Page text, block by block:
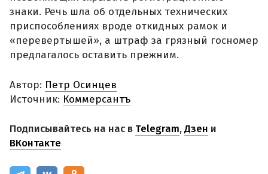
знаки. Речь шла об отдельных технических
приспособлениях вроде откидных рамок и
«перевертышей», а штраф за грязный госномер
предлагалось оставить прежним.
Автор: Петр Осинцев
Источник: Коммерсантъ
Подписывайтесь на нас в Telegram,Дзен и
ВКонтакте